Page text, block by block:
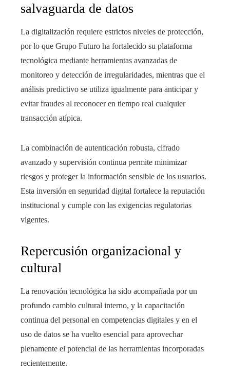
salvaguarda de datos
La digitalización requiere estrictos niveles de protección,
por lo que Grupo Futuro ha fortalecido su plataforma
tecnológica mediante herramientas avanzadas de
monitoreo y detección de irregularidades, mientras que el
análisis predictivo se utiliza igualmente para anticipar y
evitar fraudes al reconocer en tiempo real cualquier
transacción atípica.
La combinación de autenticación robusta, cifrado
avanzado y supervisión continua permite minimizar
riesgos y proteger la información sensible de los usuarios.
Esta inversión en seguridad digital fortalece la reputación
institucional y cumple con las exigencias regulatorias
vigentes.
Repercusión organizacional y
cultural
La renovación tecnológica ha sido acompañada por un
profundo cambio cultural interno, y la capacitación
continua del personal en competencias digitales y en el
uso de datos se ha vuelto esencial para aprovechar
plenamente el potencial de las herramientas incorporadas
recientemente.